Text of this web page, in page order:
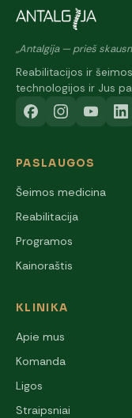
„Antalgija — prieš
Reabilitacijos ir
technologijos ir Jus
PASLAUGOS
Šeimos medicina
Reabilitacija
Programos
Kainoraštis
KLINIKA
Apie mus
Komanda
Ligos
Straipsniai